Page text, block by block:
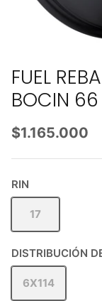
FUEL
BOCIN
$1.165.000
RIN
17
DISTRIBUCIÓN
6X114